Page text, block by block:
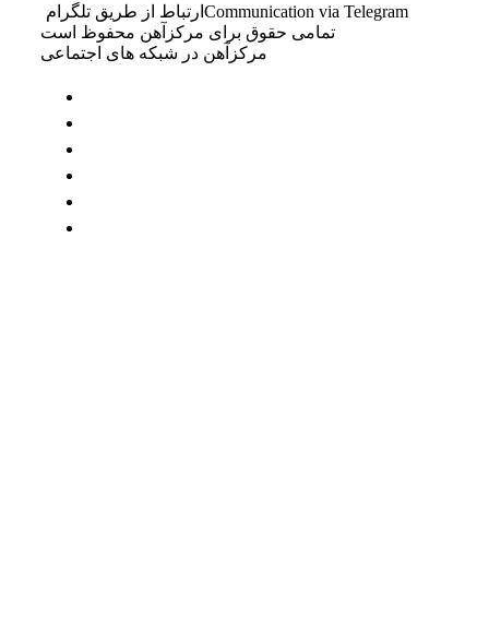
ارتباط از طریق تلگرام Communication via Telegram
تمامی حقوق برای مرکزآهن محفوظ است
مرکزآهن در شبکه های اجتماعی